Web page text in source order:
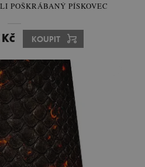
POŠKRÁBANÝ PÍSKOVEC
KOUPIT